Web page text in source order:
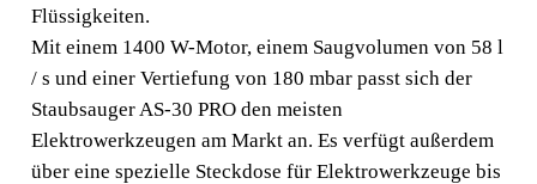
ELEKTRISCHEN RUBI
GERÄTEN.
Der Staubsauger AS-30 PRO von RUBI eignet sich
hervorragend zum Absaugen sowohl mit festen Partikeln
(Staub und Schneidabfall) als auch mit Flüssigkeiten.
Flüssigkeiten.
Mit einem 1400 W-Motor, einem Saugvolumen von 58 l
/ s und einer Vertiefung von 180 mbar passt sich der
Staubsauger AS-30 PRO den meisten
Elektrowerkzeugen am Markt an. Es verfügt außerdem
über eine spezielle Steckdose für Elektrowerkzeuge bis